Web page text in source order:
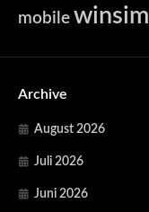
mobile winsim
Archive
August 2026
Juli 2026
Juni 2026